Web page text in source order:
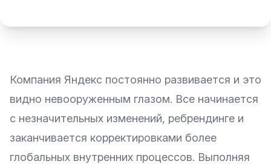
Компания Яндекс постоянно развивается и это
видно невооруженным глазом. Все начинается
с незначительных изменений, ребрендинге и
заканчивается корректировками более
глобальных внутренних процессов. Выполняя